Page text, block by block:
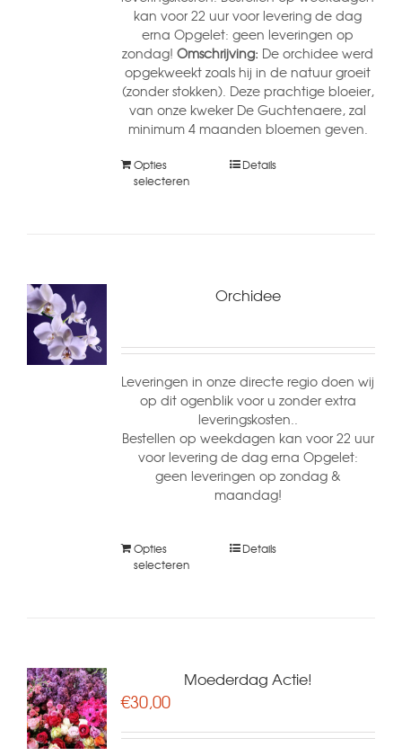
kan voor 22 uur voor levering de dag
erna Opgelet: geen leveringen op
zondag!Omschrijving: De orchidee werd
opgekweekt zoals hij in de natuur groeit
(zonder stokken). Deze prachtige bloeier,
van onze kweker De Guchtenaere, zal
minimum 4 maanden bloemen geven.
Opties
selecteren
Details
Orchidee
Leveringen in onze directe regio doen wij
op dit ogenblik voor u zonder extra
leveringskosten..
Bestellen op weekdagen kan voor 22 uur
voor levering de dag erna Opgelet:
geen leveringen op zondag &
maandag!
Opties
selecteren
Details
Moederdag Actie!
€30,00